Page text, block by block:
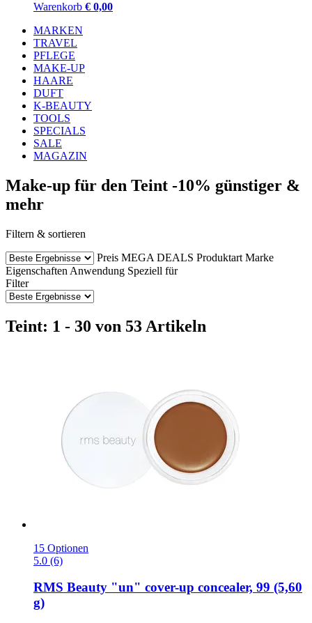
Warenkorb € 0,00
MARKEN
TRAVEL
PFLEGE
MAKE-UP
HAARE
DUFT
K-BEAUTY
TOOLS
SPECIALS
SALE
MAGAZIN
Make-up für den Teint -10% günstiger &
mehr
Filtern & sortieren
Preis MEGA DEALS Produktart Marke
Eigenschaften Anwendung Speziell für
Filter
Teint: 1 - 30 von 53 Artikeln
15 Optionen
5.0 (6)
RMS Beauty "un" cover-​up concealer, 99 (5,60
g)